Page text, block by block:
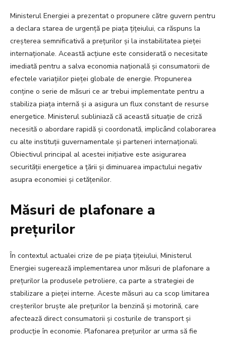
Ministerul Energiei a prezentat o propunere către guvern pentru
a declara starea de urgență pe piața țițeiului, ca răspuns la
creșterea semnificativă a prețurilor și la instabilitatea pieței
internaționale. Această acțiune este considerată o necesitate
imediată pentru a salva economia națională și consumatorii de
efectele variațiilor pieței globale de energie. Propunerea
conține o serie de măsuri ce ar trebui implementate pentru a
stabiliza piața internă și a asigura un flux constant de resurse
energetice. Ministerul subliniază că această situație de criză
necesită o abordare rapidă și coordonată, implicând colaborarea
cu alte instituții guvernamentale și parteneri internaționali.
Obiectivul principal al acestei inițiative este asigurarea
securității energetice a țării și diminuarea impactului negativ
asupra economiei și cetățenilor.
Măsuri de plafonare a
prețurilor
În contextul actualei crize de pe piața țițeiului, Ministerul
Energiei sugerează implementarea unor măsuri de plafonare a
prețurilor la produsele petroliere, ca parte a strategiei de
stabilizare a pieței interne. Aceste măsuri au ca scop limitarea
creșterilor bruște ale prețurilor la benzină și motorină, care
afectează direct consumatorii și costurile de transport și
producție în economie. Plafonarea prețurilor ar urma să fie